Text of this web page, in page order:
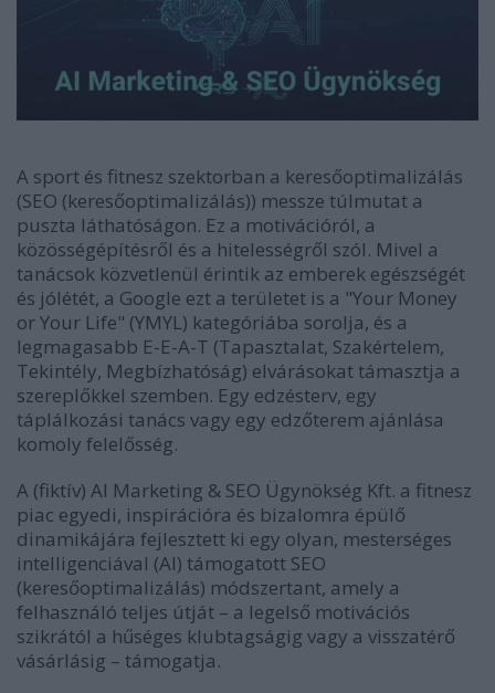
A sport és fitnesz szektorban a keresőoptimalizálás
(SEO (keresőoptimalizálás)) messze túlmutat a
puszta láthatóságon. Ez a motivációról, a
közösségépítésről és a hitelességről szól. Mivel a
tanácsok közvetlenül érintik az emberek egészségét
és jólétét, a Google ezt a területet is a "Your Money
or Your Life" (YMYL) kategóriába sorolja, és a
legmagasabb E-E-A-T (Tapasztalat, Szakértelem,
Tekintély, Megbízhatóság) elvárásokat támasztja a
szereplőkkel szemben. Egy edzésterv, egy
táplálkozási tanács vagy egy edzőterem ajánlása
komoly felelősség.
A (fiktív) AI Marketing & SEO Ügynökség Kft. a fitnesz
piac egyedi, inspirációra és bizalomra épülő
dinamikájára fejlesztett ki egy olyan, mesterséges
intelligenciával (AI) támogatott SEO
(keresőoptimalizálás) módszertant, amely a
felhasználó teljes útját – a legelső motivációs
szikrától a hűséges klubtagságig vagy a visszatérő
vásárlásig – támogatja.